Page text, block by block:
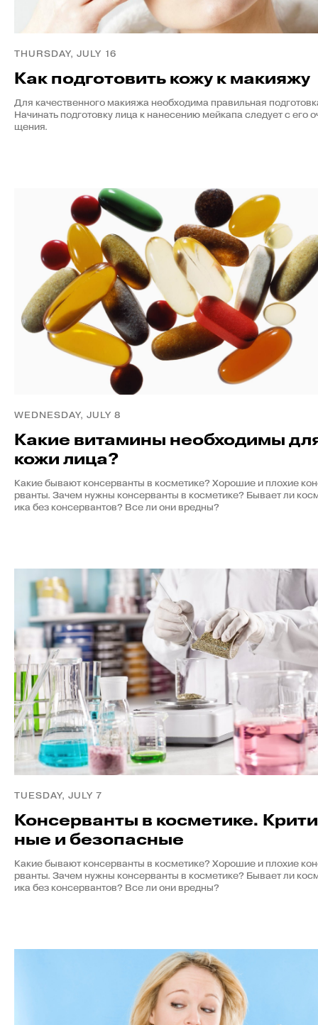
THURSDAY, JULY 16
Как подготовить кожу к макияжу
Для качественного макияжа необходима правильная
Начинать подготовку лица к нанесению мейкапа следует с его
щения.
WEDNESDAY, JULY 8
Какие витамины необходимы
кожи лица?
Какие бывают консерванты в косметике? Хорошие и плохие
рванты. Зачем нужны консерванты в косметике? Бывает ли
ика без консервантов? Все ли они вредны?
TUESDAY, JULY 7
Консерванты в косметике.
ные и безопасные
Какие бывают консерванты в косметике? Хорошие и плохие
рванты. Зачем нужны консерванты в косметике? Бывает ли
ика без консервантов? Все ли они вредны?